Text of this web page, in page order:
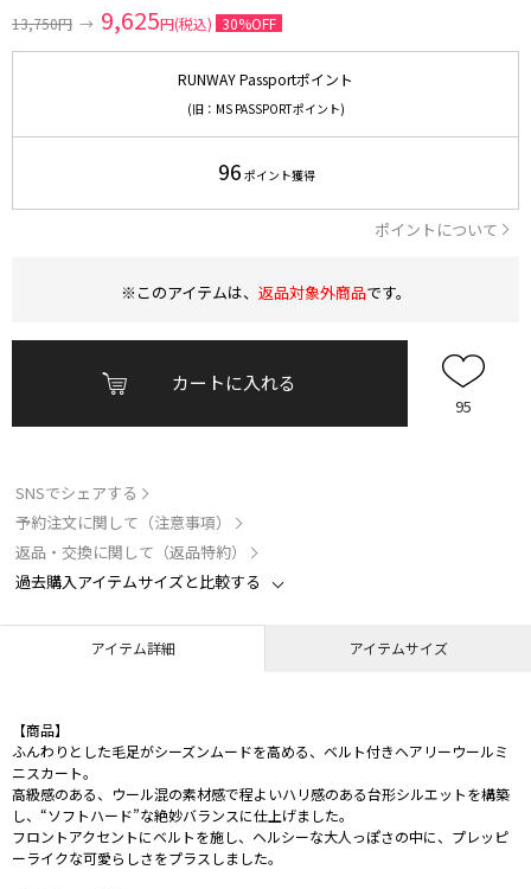
13,750円 → 9,625円(税込) 30%OFF
RUNWAY Passportポイント
(旧：MS PASSPORTポイント)
96 ポイント獲得
ポイントについて
※このアイテムは、 返品対象外商品です。
カートに入れる
95
SNSでシェアする
予約注文に関して（注意事項）
返品・交換に関して（返品特約）
過去購入アイテムサイズと比較する
アイテム詳細 アイテムサイズ
【商品】
ふんわりとした毛足がシーズンムードを高める、ベルト付きヘアリーウールミ
ニスカート。
高級感のある、ウール混の素材感で程よいハリ感のある台形シルエットを構築
し、“ソフトハード”な絶妙バランスに仕上げました。
フロントアクセントにベルトを施し、ヘルシーな大人っぽさの中に、プレッピ
ーライクな可愛らしさをプラスしました。